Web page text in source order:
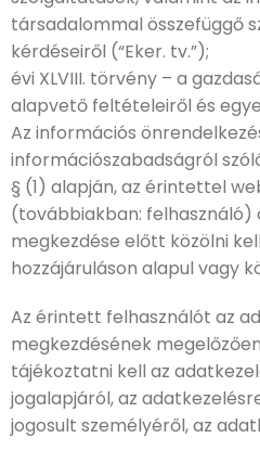
társadalommal összefüggő
kérdéseiről (“Eker. tv.”);
évi XLVIII. törvény – a
alapvető feltételeiről és
Az információs
információszabadságról
§ (1) alapján, az érintettel
(továbbiakban: felhasználó)
megkezdése előtt közölni
hozzájáruláson alapul vagy
Az érintett felhasználót az
megkezdésének
tájékoztatni kell az
jogalapjáról, az
jogosult személyéről, az